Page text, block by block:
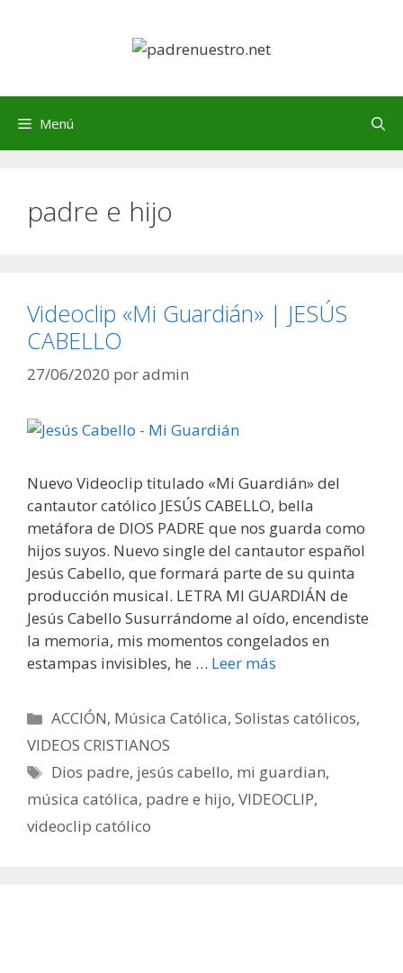
Menú
padre e hijo
Videoclip «Mi Guardián» | JESÚS
CABELLO
27/06/2020 poradmin
Nuevo Videoclip titulado «Mi Guardián» del
cantautor católico JESÚS CABELLO, bella
metáfora de DIOS PADRE que nos guarda como
hijos suyos. Nuevo single del cantautor español
Jesús Cabello, que formará parte de su quinta
producción musical. LETRA MI GUARDIÁN de
Jesús Cabello Susurrándome al oído, encendiste
la memoria, mis momentos congelados en
estampas invisibles, he … Leer más
Categorías
ACCIÓN, Música Católica,Solistas católicos,
VIDEOS CRISTIANOS
Etiquetas
Dios padre, jesús cabello, mi guardian,
música católica, padre e hijo, VIDEOCLIP,
videoclip católico